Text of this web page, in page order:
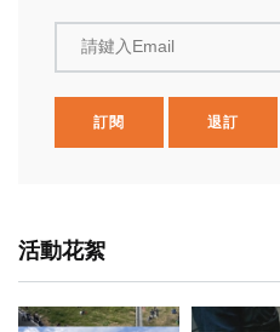
請鍵入Email
訂閱 退訂
活動花絮